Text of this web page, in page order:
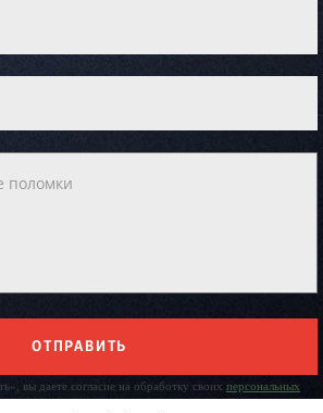
ОТПРАВИТЬ
вы даете согласие на обработку своих персональных